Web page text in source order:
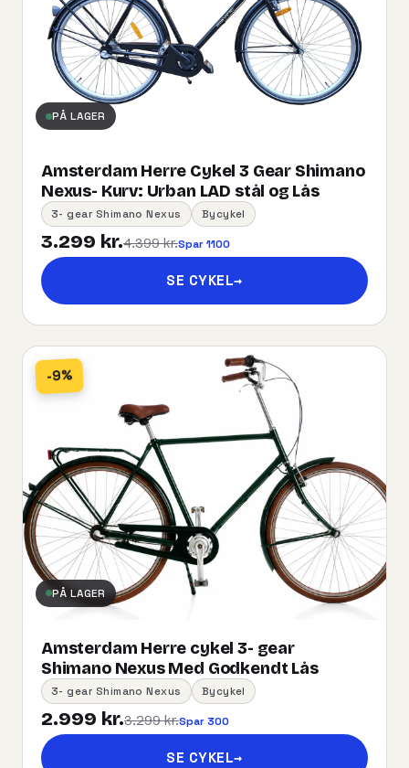
PÅ LAGER
Amsterdam Herre Cykel 3 Gear Shimano
Nexus- Kurv:​ ​Urban​ ​LAD​ ​stål og Lås
3- gear Shimano Nexus Bycykel
3.299 kr.4.399 kr.Spar 1100
SE CYKEL→
-9%
PÅ LAGER
Amsterdam Herre cykel 3- gear
Shimano Nexus Med Godkendt Lås
3- gear Shimano Nexus Bycykel
2.999 kr.3.299 kr.Spar 300
SE CYKEL→